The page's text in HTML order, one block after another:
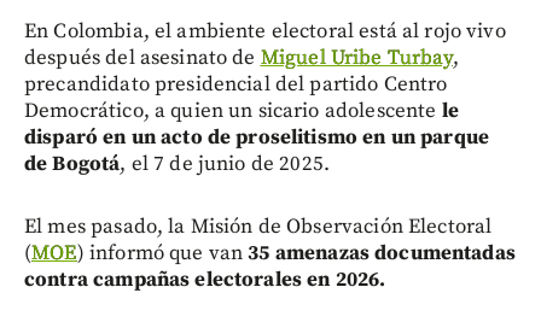
En Colombia, el ambiente electoral está al rojo vivo
después del asesinato de Miguel Uribe Turbay,
precandidato presidencial del partido Centro
Democrático, a quien un sicario adolescente le
disparó en un acto de proselitismo en un parque
de Bogotá, el 7 de junio de 2025.
El mes pasado, la Misión de Observación Electoral
(MOE) informó que van35 amenazas documentadas
contra campañas electorales en 2026.